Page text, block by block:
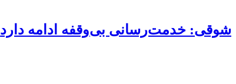
شوقی: خدمت‌رسانی بی‌وقفه ادامه دارد